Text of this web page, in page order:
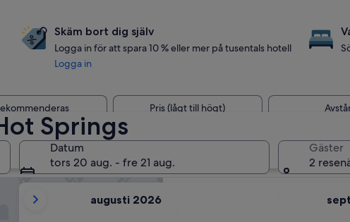
Springs
Datum
tors 20 aug. - fre 21 aug.
nuvarande
augusti 2026
Gäster
2
Skäm bort dig själv
Logga in för att spara 10 % eller mer på tusentals hotell
Logga in
Pris (lågt till högt)
rekommendationer för hotell i
1. SMART VILLA Hakone
Hakone Sukumogawa Riverside